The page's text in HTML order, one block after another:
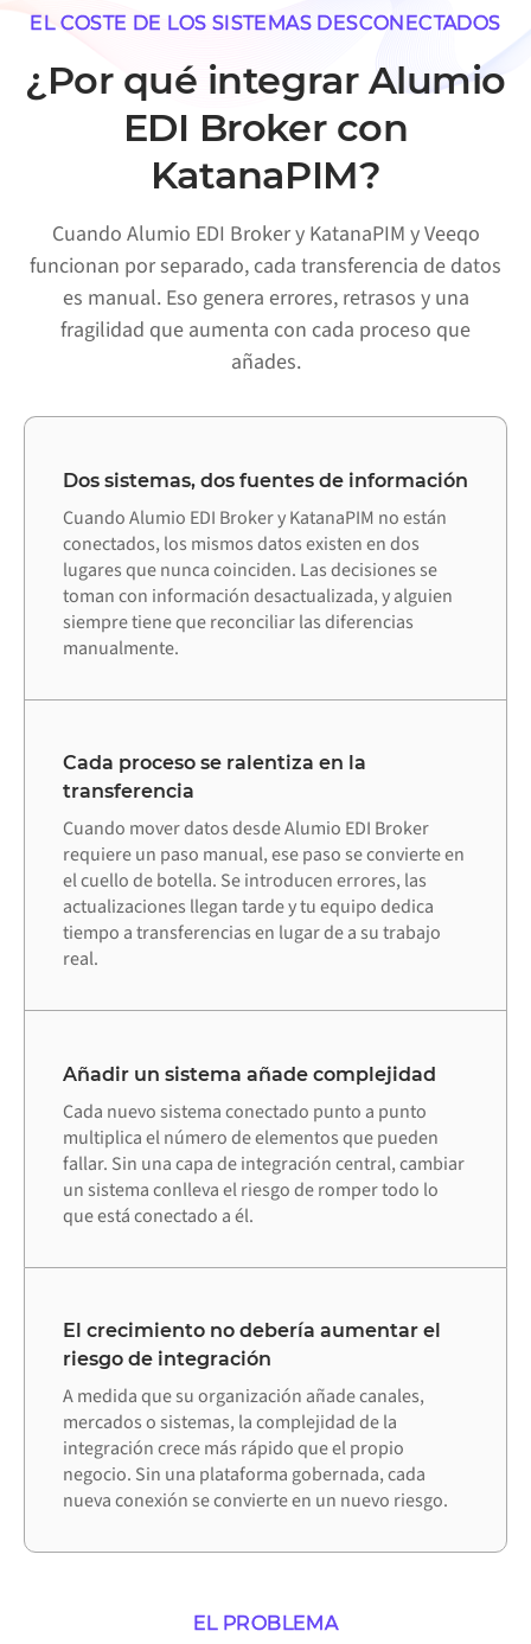
EL COSTE DE LOS SISTEMAS DESCONECTADOS
¿Por qué integrar Alumio
EDI Broker con
KatanaPIM?
Cuando Alumio EDI Broker y KatanaPIM y Veeqo
funcionan por separado, cada transferencia de datos
es manual. Eso genera errores, retrasos y una
fragilidad que aumenta con cada proceso que
añades.
Dos sistemas, dos fuentes de información
Cuando Alumio EDI Broker y KatanaPIM no están
conectados, los mismos datos existen en dos
lugares que nunca coinciden. Las decisiones se
toman con información desactualizada, y alguien
siempre tiene que reconciliar las diferencias
manualmente.
Cada proceso se ralentiza en la
transferencia
Cuando mover datos desde Alumio EDI Broker
requiere un paso manual, ese paso se convierte en
el cuello de botella. Se introducen errores, las
actualizaciones llegan tarde y tu equipo dedica
tiempo a transferencias en lugar de a su trabajo
real.
Añadir un sistema añade complejidad
Cada nuevo sistema conectado punto a punto
multiplica el número de elementos que pueden
fallar. Sin una capa de integración central, cambiar
un sistema conlleva el riesgo de romper todo lo
que está conectado a él.
El crecimiento no debería aumentar el
riesgo de integración
A medida que su organización añade canales,
mercados o sistemas, la complejidad de la
integración crece más rápido que el propio
negocio. Sin una plataforma gobernada, cada
nueva conexión se convierte en un nuevo riesgo.
EL PROBLEMA